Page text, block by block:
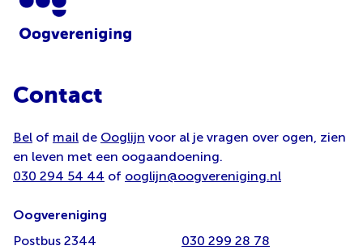
Contact
Bel of mail de Ooglijn voor al je vragen over ogen, zien
en leven met een oogaandoening.
030 294 54 44 of ooglijn@oogvereniging.nl
Oogvereniging
Postbus 2344
030 299 28 78